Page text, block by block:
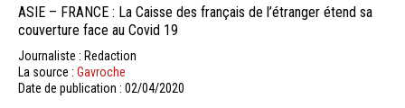
ASIE – FRANCE : La Caisse des français de l’étranger étend sa
couverture face au Covid 19
Journaliste : Redaction
La source : Gavroche
Date de publication : 02/04/2020